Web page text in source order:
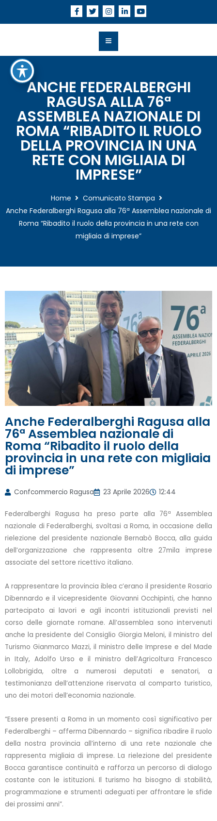
ANCHE FEDERALBERGHI
RAGUSA ALLA 76ª
ASSEMBLEA NAZIONALE DI
ROMA “RIBADITO IL RUOLO
DELLA PROVINCIA IN UNA
RETE CON MIGLIAIA DI
IMPRESE”
Home
Comunicato Stampa
Anche Federalberghi Ragusa alla 76ª Assemblea nazionale di
Roma “Ribadito il ruolo della provincia in una rete con
migliaia di imprese”
Anche Federalberghi Ragusa alla
76ª Assemblea nazionale di
Roma “Ribadito il ruolo della
provincia in una rete con migliaia
di imprese”
Confcommercio Ragusa 23 Aprile 2026 12:44
Federalberghi Ragusa ha preso parte alla 76ª Assemblea
nazionale di Federalberghi, svoltasi a Roma, in occasione della
rielezione del presidente nazionale Bernabò Bocca, alla guida
dell’organizzazione che rappresenta oltre 27mila imprese
associate del settore ricettivo italiano.
A rappresentare la provincia iblea c’erano il presidente Rosario
Dibennardo e il vicepresidente Giovanni Occhipinti, che hanno
partecipato ai lavori e agli incontri istituzionali previsti nel
corso delle giornate romane. All’assemblea sono intervenuti
anche la presidente del Consiglio Giorgia Meloni, il ministro del
Turismo Gianmarco Mazzi, il ministro delle Imprese e del Made
in Italy, Adolfo Urso e il ministro dell’Agricoltura Francesco
Lollobrigida, oltre a numerosi deputati e senatori, a
testimonianza dell’attenzione riservata al comparto turistico,
uno dei motori dell’economia nazionale.
“Essere presenti a Roma in un momento così significativo per
Federalberghi – afferma Dibennardo – significa ribadire il ruolo
della nostra provincia all’interno di una rete nazionale che
rappresenta migliaia di imprese. La rielezione del presidente
Bocca garantisce continuità e rafforza un percorso di dialogo
costante con le istituzioni. Il turismo ha bisogno di stabilità,
programmazione e strumenti adeguati per affrontare le sfide
dei prossimi anni”.